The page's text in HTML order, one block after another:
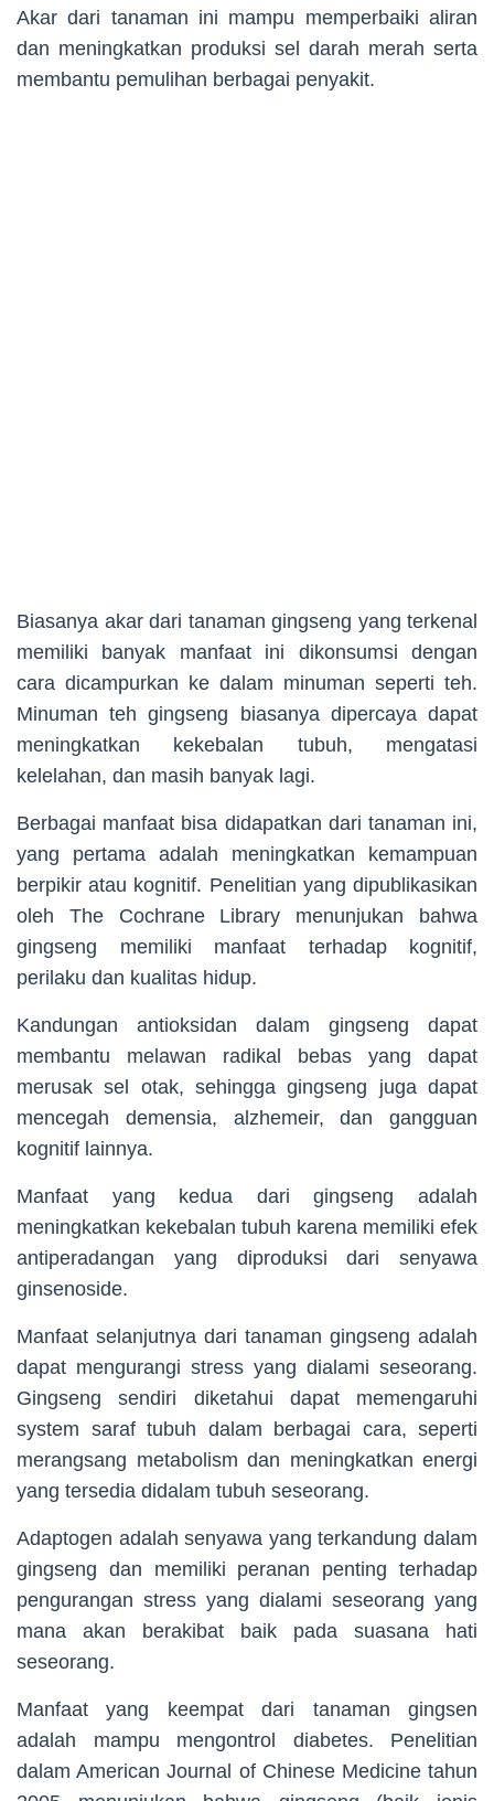
Akar dari tanaman ini mampu memperbaiki aliran
dan meningkatkan produksi sel darah merah serta
membantu pemulihan berbagai penyakit.
Biasanya akar dari tanaman gingseng yang terkenal
memiliki banyak manfaat ini dikonsumsi dengan
cara dicampurkan ke dalam minuman seperti teh.
Minuman teh gingseng biasanya dipercaya dapat
meningkatkan kekebalan tubuh, mengatasi
kelelahan, dan masih banyak lagi.
Berbagai manfaat bisa didapatkan dari tanaman ini,
yang pertama adalah meningkatkan kemampuan
berpikir atau kognitif. Penelitian yang dipublikasikan
oleh The Cochrane Library menunjukan bahwa
gingseng memiliki manfaat terhadap kognitif,
perilaku dan kualitas hidup.
Kandungan antioksidan dalam gingseng dapat
membantu melawan radikal bebas yang dapat
merusak sel otak, sehingga gingseng juga dapat
mencegah demensia, alzhemeir, dan gangguan
kognitif lainnya.
Manfaat yang kedua dari gingseng adalah
meningkatkan kekebalan tubuh karena memiliki efek
antiperadangan yang diproduksi dari senyawa
ginsenoside.
Manfaat selanjutnya dari tanaman gingseng adalah
dapat mengurangi stress yang dialami seseorang.
Gingseng sendiri diketahui dapat memengaruhi
system saraf tubuh dalam berbagai cara, seperti
merangsang metabolism dan meningkatkan energi
yang tersedia didalam tubuh seseorang.
Adaptogen adalah senyawa yang terkandung dalam
gingseng dan memiliki peranan penting terhadap
pengurangan stress yang dialami seseorang yang
mana akan berakibat baik pada suasana hati
seseorang.
Manfaat yang keempat dari tanaman gingsen
adalah mampu mengontrol diabetes. Penelitian
dalam American Journal of Chinese Medicine tahun